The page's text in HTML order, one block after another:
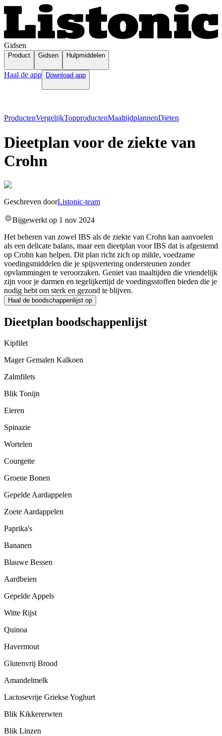
Gidsen
Product Gidsen Hulpmiddelen
Haal de app Download app
ProductenVergelijkTopproductenMaaltijdplannenDiëten
Dieetplan voor de ziekte van
Crohn
Geschreven doorListonic-team
Bijgewerkt op 1 nov 2024
Het beheren van zowel IBS als de ziekte van Crohn kan aanvoelen
als een delicate balans, maar een dieetplan voor IBS dat is afgestemd
op Crohn kan helpen. Dit plan richt zich op milde, voedzame
voedingsmiddelen die je spijsvertering ondersteunen zonder
opvlammingen te veroorzaken. Geniet van maaltijden die vriendelijk
zijn voor je darmen en tegelijkertijd de voedingsstoffen bieden die je
nodig hebt om sterk en gezond te blijven.
Haal de boodschappenlijst op
Dieetplan boodschappenlijst
Kipfilet
Mager Gemalen Kalkoen
Zalmfilets
Blik Tonijn
Eieren
Spinazie
Wortelen
Courgette
Groene Bonen
Gepelde Aardappelen
Zoete Aardappelen
Paprika's
Bananen
Blauwe Bessen
Aardbeien
Gepelde Appels
Witte Rijst
Quinoa
Havermout
Glutenvrij Brood
Amandelmelk
Lactosevrije Griekse Yoghurt
Blik Kikkererwten
Blik Linzen